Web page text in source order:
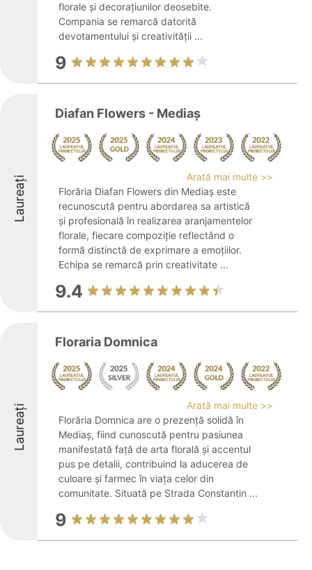
florale și decorațiunilor deosebite.
Compania se remarcă datorită
devotamentului și creativității ...
9
Laureați
Diafan Flowers - Mediaș
Arată mai multe >>
Florăria Diafan Flowers din Mediaș este
recunoscută pentru abordarea sa artistică
și profesională în realizarea aranjamentelor
florale, fiecare compoziție reflectând o
formă distinctă de exprimare a emoțiilor.
Echipa se remarcă prin creativitate ...
9.4
Laureați
Floraria Domnica
Arată mai multe >>
Florăria Domnica are o prezență solidă în
Mediaș, fiind cunoscută pentru pasiunea
manifestată față de arta florală și accentul
pus pe detalii, contribuind la aducerea de
culoare și farmec în viața celor din
comunitate. Situată pe Strada Constantin ...
9